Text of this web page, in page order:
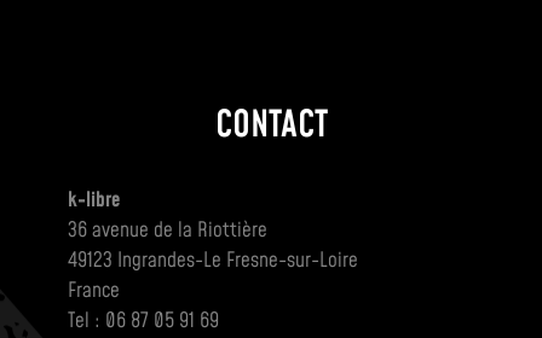
CONTACT
k-libre
36 avenue de la Riottière
49123 Ingrandes-Le Fresne-sur-Loire
France
Tel : 06 87 05 91 69